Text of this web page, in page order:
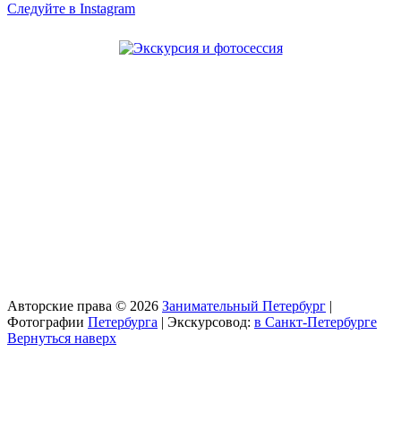
Следуйте в Instagram
Авторские права © 2026 Занимательный Петербург |
Фотографии Петербурга | Экскурсовод: в Санкт-Петербурге
Вернуться наверх